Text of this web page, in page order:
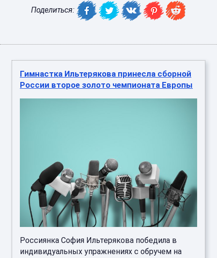
Поделиться:
Гимнастка Ильтерякова принесла сборной
России второе золото чемпионата Европы
Россиянка София Ильтерякова победила в
индивидуальных упражнениях с обручем на